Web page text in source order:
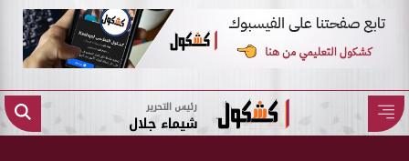
رئيس التحرير
شيماء جلال